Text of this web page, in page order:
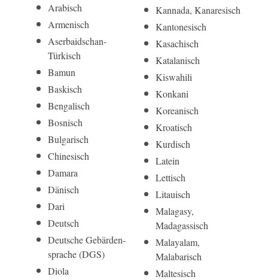
Arabisch
Armenisch
Aserbai­dschan-
Türkisch
Bamun
Baskisch
Bengalisch
Bosnisch
Bulgarisch
Chinesisch
Damara
Dänisch
Dari
Deutsch
Deut­sche Gebär­den­
sprache (DGS)
Diola
Kannada, Kanaresisch
Kantonesisch
Kasachisch
Katalanisch
Kiswahili
Konkani
Koreanisch
Kroatisch
Kurdisch
Latein
Lettisch
Litauisch
Malagasy,
Madagassisch
Malayalam,
Malabarisch
Maltesisch